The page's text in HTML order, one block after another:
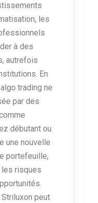
les
à des
autrefois
En
trading ne
par des
débutant ou
une nouvelle
portefeuille,
risques
peut